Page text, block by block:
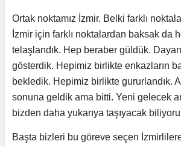
Ortak noktamız İzmir. Belki farklı
İzmir için farklı noktalardan baksak da
telaşlandık. Hep beraber güldük.
gösterdik. Hepimiz birlikte enkazların
bekledik. Hepimiz birlikte gururlandık.
sonuna geldik ama bitti. Yeni gelecek
bizden daha yukarıya taşıyacak
Başta bizleri bu göreve seçen